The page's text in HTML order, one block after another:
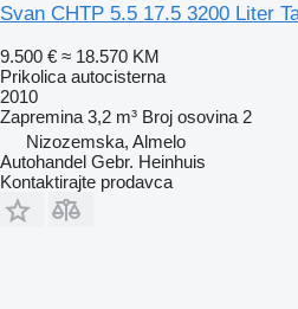
Svan CHTP 5.5 17.5 3200 Liter
9.500 € ≈ 18.570 KM
Prikolica autocisterna
2010
Zapremina 3,2 m³ Broj osovina 2
Nizozemska, Almelo
Autohandel Gebr. Heinhuis
Kontaktirajte prodavca